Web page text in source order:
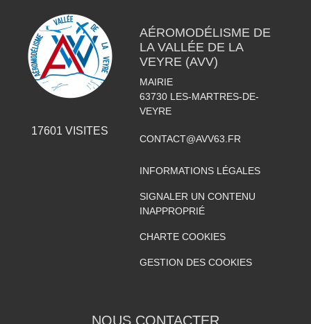
17601 VISITES
AÉROMODÉLISME DE
LA VALLÉE DE LA
VEYRE (AVV)
MAIRIE
63730 LES-MARTRES-DE-
VEYRE
CONTACT@AVV63.FR
INFORMATIONS LÉGALES
SIGNALER UN CONTENU
INAPPROPRIÉ
CHARTE COOKIES
GESTION DES COOKIES
NOUS CONTACTER